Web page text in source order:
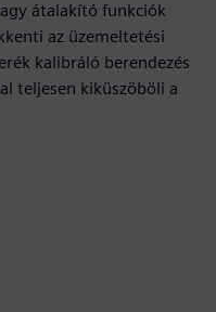
átalakító funkciók
az üzemeltetési
kalibráló berendezés
teljesen kiküszöböli a